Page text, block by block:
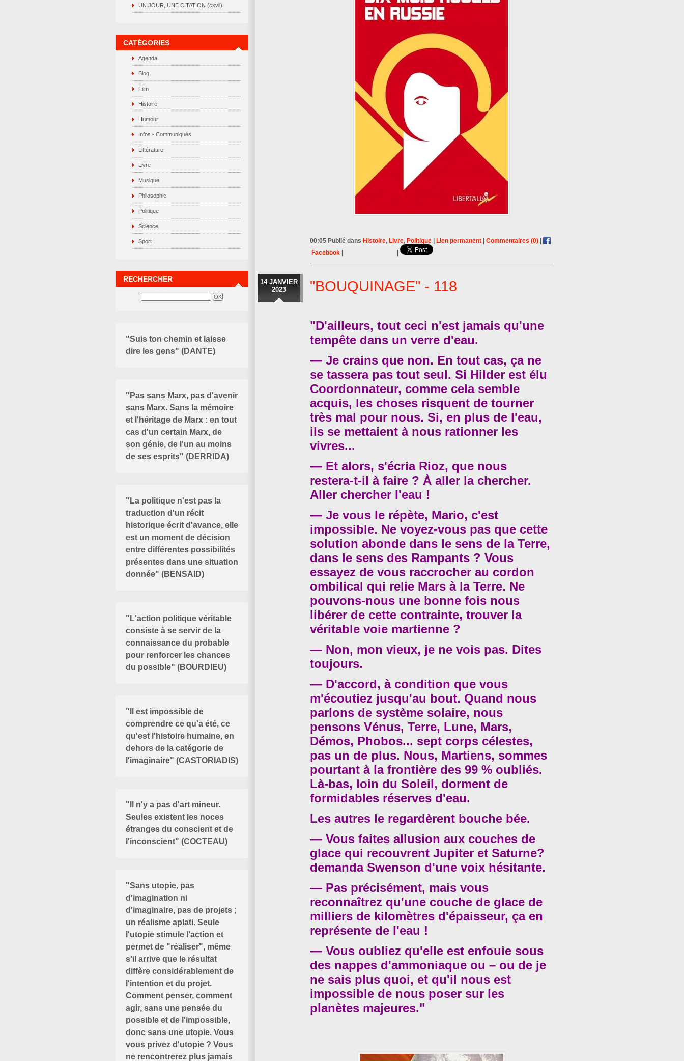
UN JOUR, UNE CITATION (cxvii)
CATÉGORIES
Agenda
Blog
Film
Histoire
Humour
Infos - Communiqués
Littérature
Livre
Musique
Philosophie
Politique
Science
Sport
RECHERCHER
"Suis ton chemin et laisse
dire les gens" (DANTE)
"Pas sans Marx, pas d'avenir
sans Marx. Sans la mémoire
et l'héritage de Marx : en tout
cas d'un certain Marx, de
son génie, de l'un au moins
de ses esprits" (DERRIDA)
"La politique n'est pas la
traduction d'un récit
historique écrit d'avance, elle
est un moment de décision
entre différentes possibilités
présentes dans une situation
donnée" (BENSAID)
"L'action politique véritable
consiste à se servir de la
connaissance du probable
pour renforcer les chances
du possible" (BOURDIEU)
"Il est impossible de
comprendre ce qu'a été, ce
qu'est l'histoire humaine, en
dehors de la catégorie de
l'imaginaire" (CASTORIADIS)
"Il n'y a pas d'art mineur.
Seules existent les noces
étranges du conscient et de
l'inconscient" (COCTEAU)
"Sans utopie, pas
d'imagination ni
d'imaginaire, pas de projets ;
un réalisme aplati. Seule
l'utopie stimule l'action et
permet de "réaliser", même
s'il arrive que le résultat
diffère considérablement de
l'intention et du projet.
Comment penser, comment
agir, sans une pensée du
possible et de l'impossible,
donc sans une utopie. Vous
vous privez d'utopie ? Vous
ne rencontrerez plus jamais
00:05 Publié dans Histoire, Livre, Politique | Lien permanent | Commentaires (0) |
Facebook | |
14 JANVIER
2023
"BOUQUINAGE" - 118
"D'ailleurs, tout ceci n'est jamais qu'une
tempête dans un verre d'eau.
— Je crains que non. En tout cas, ça ne
se tassera pas tout seul. Si Hilder est élu
Coordonnateur, comme cela semble
acquis, les choses risquent de tourner
très mal pour nous. Si, en plus de l'eau,
ils se mettaient à nous rationner les
vivres...
— Et alors, s'écria Rioz, que nous
restera-t-il à faire ? À aller la chercher.
Aller chercher l'eau !
— Je vous le répète, Mario, c'est
impossible. Ne voyez-vous pas que cette
solution abonde dans le sens de la Terre,
dans le sens des Rampants ? Vous
essayez de vous raccrocher au cordon
ombilical qui relie Mars à la Terre. Ne
pouvons-nous une bonne fois nous
libérer de cette contrainte, trouver la
véritable voie martienne ?
— Non, mon vieux, je ne vois pas. Dites
toujours.
— D'accord, à condition que vous
m'écoutiez jusqu'au bout. Quand nous
parlons de système solaire, nous
pensons Vénus, Terre, Lune, Mars,
Démos, Phobos... sept corps célestes,
pas un de plus. Nous, Martiens, sommes
pourtant à la frontière des 99 % oubliés.
Là-bas, loin du Soleil, dorment de
formidables réserves d'eau.
Les autres le regardèrent bouche bée.
— Vous faites allusion aux couches de
glace qui recouvrent Jupiter et Saturne?
demanda Swenson d'une voix hésitante.
— Pas précisément, mais vous
reconnaîtrez qu'une couche de glace de
milliers de kilomètres d'épaisseur, ça en
représente de l'eau !
— Vous oubliez qu'elle est enfouie sous
des nappes d'ammoniaque ou – ou de je
ne sais plus quoi, et qu'il nous est
impossible de nous poser sur les
planètes majeures."